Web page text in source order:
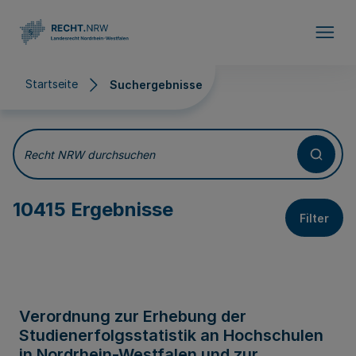
Startseite Suchergebnisse
Suchergebnisse
Recht NRW durchsuchen
10415 Ergebnisse Filter
Verordnung zur Erhebung der
Studienerfolgsstatistik an Hochschulen